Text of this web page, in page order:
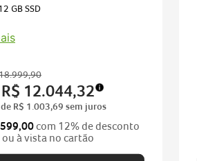
GB SSD
.999,90
R$ 12.044,32
R$ 1 003,69 sem juros
com 12% de desconto
ou à vista no cartão